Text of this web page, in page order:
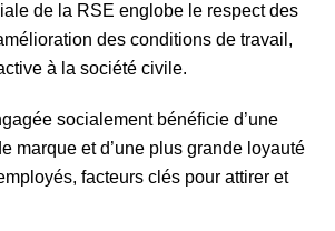
de la RSE englobe le respect des
des conditions de travail,
à la société civile.
socialement bénéficie d’une
marque et d’une plus grande loyauté
facteurs clés pour attirer et